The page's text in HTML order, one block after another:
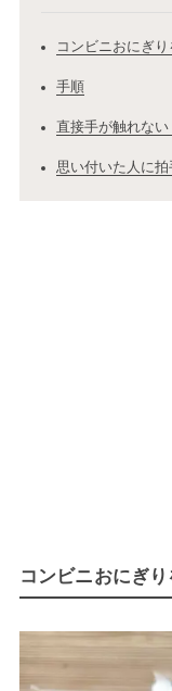
コンビニおにぎ
手順
直接手が触れな
思い付いた人に
コンビニおにぎ